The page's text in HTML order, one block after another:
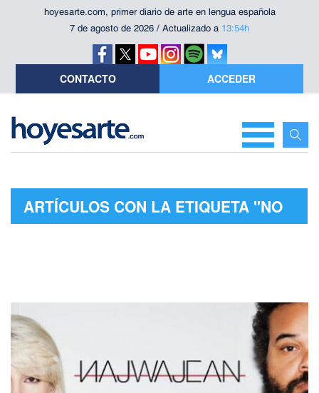
hoyesarte.com, primer diario de arte en lengua española
7 de agosto de 2026 / Actualizado a 13:54h
CONTACTO ACCEDER
ARTÍCULOS CON LA ETIQUETA "NO